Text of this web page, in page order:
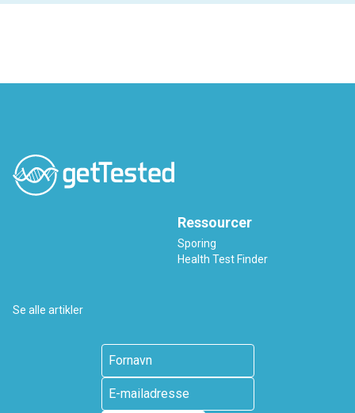
Ressourcer
Sporing
Health Test Finder
Se alle artikler